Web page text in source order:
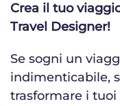
Crea il tuo
Travel Designer!
Se sogni un
indimenticabile,
trasformare i